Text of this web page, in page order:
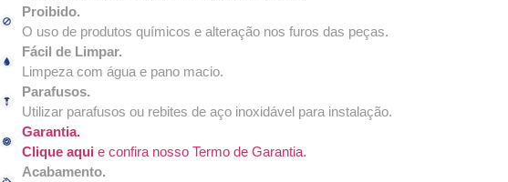
Proibido.
O uso de produtos químicos e alteração nos furos das peças.
Fácil de Limpar.
Limpeza com água e pano macio.
Parafusos.
Utilizar parafusos ou rebites de aço inoxidável para instalação.
Garantia.
Clique aqui e confira nosso Termo de Garantia.
Acabamento.